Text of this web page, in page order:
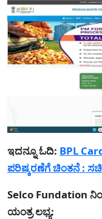
ಇದನ್ನೂ ಓದಿ: BPL
ಪರಿಷ್ಕರಣೆಗೆ ಚಿಂತನೆ :
Selco Fundation
ಯಂತ್ರ ಲಭ್ಯ: